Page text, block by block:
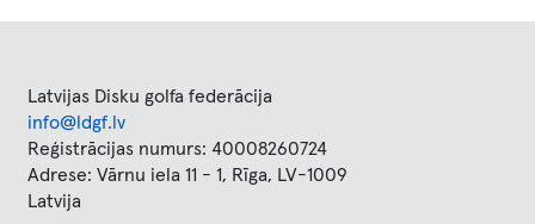
Latvijas Disku golfa federācija
info@ldgf.lv
Reģistrācijas numurs: 40008260724
Adrese: Vārnu iela 11 - 1, Rīga, LV-1009
Latvija